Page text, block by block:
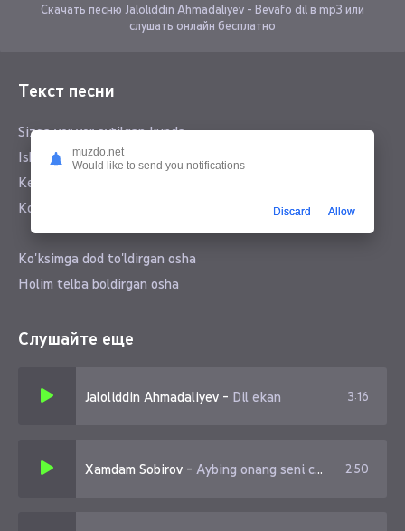
Скачать песню Jaloliddin Ahmadaliyev - Bevafo dil в mp3 или
слушать онлайн бесплатно
Текст песни
Sizga yor yor aytilgan kunda
Ishqqa qalbdan qabr o'yganman
Kechib sizdek baxti butundan
Ko'changizga kirmay qoyganman
Ko'ksimga dod to'ldirgan osha
Holim telba boldirgan osha
Ko'changizga kirmay qoyganman
Слушайте еще
Jaloliddin Ahmadaliyev - Dil ekan 3:16
Xamdam Sobirov - Aybing onang seni chiroyli tuqqan 2:50
muzdo.net
Would like to send you notifications
Discard Allow